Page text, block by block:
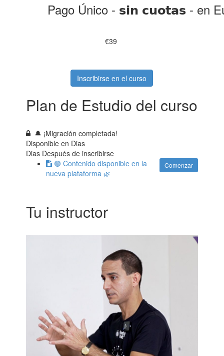
Pago Único - 𝘀𝗶𝗻 𝗰𝘂𝗼𝘁𝗮𝘀 - en
€39
Inscribirse en el curso
Plan de Estudio del curso
🔔 ¡Migración completada!
Disponible en Dias
Dias Después de inscribirse
Comenzar
🟢 Contenido disponible en la
nueva plataforma 🌿
Tu instructor